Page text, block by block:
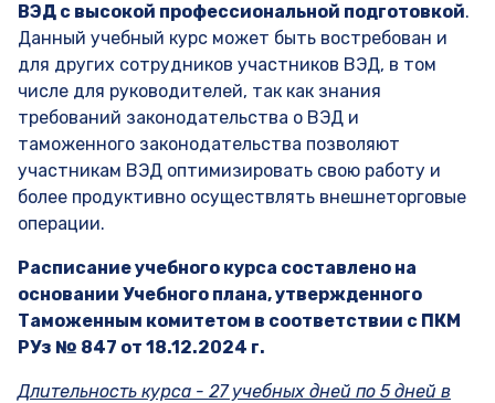
ВЭД с высокой профессиональной подготовкой.
Данный учебный курс может быть востребован и
для других сотрудников участников ВЭД, в том
числе для руководителей, так как знания
требований законодательства о ВЭД и
таможенного законодательства позволяют
участникам ВЭД оптимизировать свою работу и
более продуктивно осуществлять внешнеторговые
операции.
Расписание учебного курса составлено на
основании Учебного плана, утвержденного
Таможенным комитетом в соответствии с ПКМ
РУз № 847 от 18.12.2024 г.
Длительность курса - 27 учебных дней по 5 дней в